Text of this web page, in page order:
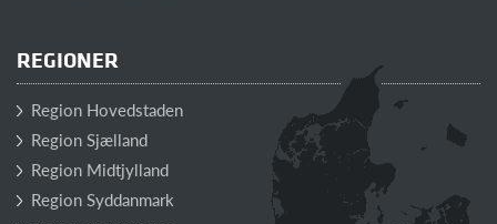
REGIONER
Region Hovedstaden
Region Sjælland
Region Midtjylland
Region Syddanmark